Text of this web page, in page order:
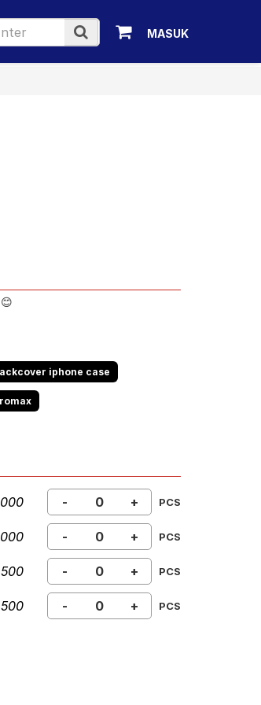
MASUK
iphone case
- + PCS
- + PCS
- + PCS
- + PCS